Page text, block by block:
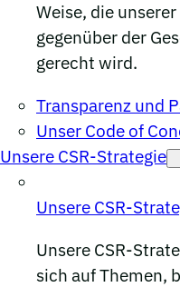
Weise, die
gegenüber der
gerecht wird.
Transparenz und
Unser Code of
Unsere CSR-Strategie
Unsere CSR-
Unsere CSR-
sich auf Themen,